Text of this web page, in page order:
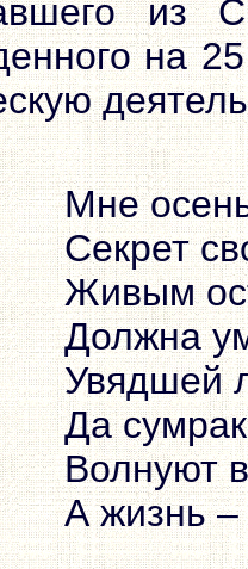
на
Мне
Секрет
Живым
Должна
Увядшей
Да
Волнуют